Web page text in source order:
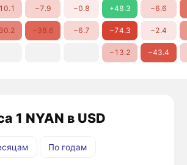
−7.9 −0.8 +48.3 −6.6
−38.6 −6.7 −74.3 −2.4
−13.2 −43.4
1 NYAN в USD
По годам